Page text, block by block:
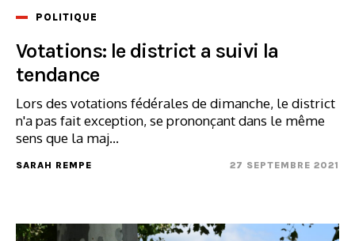
POLITIQUE
Votations: le district a suivi la
tendance
Lors des votations fédérales de dimanche, le district
n'a pas fait exception, se prononçant dans le même
sens que la maj...
SARAH REMPE 27 SEPTEMBRE 2021